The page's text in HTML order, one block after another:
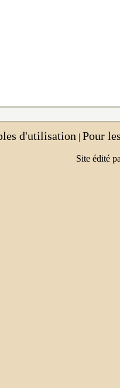
d'utilisation | Pour
Site édité